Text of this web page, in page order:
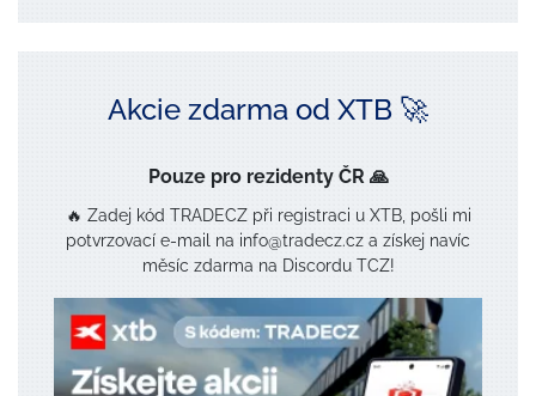
Akcie zdarma od XTB 🚀
Pouze pro rezidenty ČR 🙏
🔥 Zadej kód TRADECZ při registraci u XTB, pošli mi
potvrzovací e-mail na info@tradecz.cz a získej navíc
měsíc zdarma na Discordu TCZ!